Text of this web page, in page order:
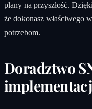
plany na przyszłość.
że dokonasz właściwego
potrzebom.
Doradztwo